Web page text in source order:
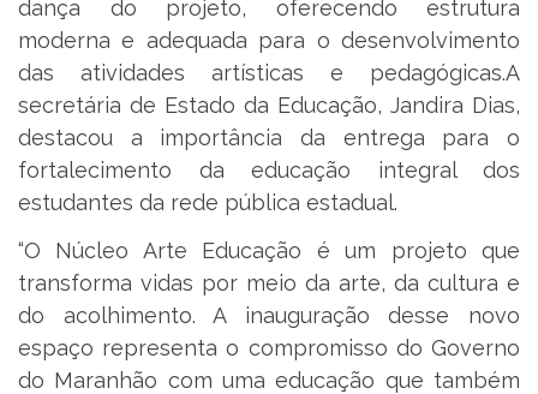
dança do projeto, oferecendo estrutura
moderna e adequada para o desenvolvimento
das atividades artísticas e pedagógicas.A
secretária de Estado da Educação, Jandira Dias,
destacou a importância da entrega para o
fortalecimento da educação integral dos
estudantes da rede pública estadual.
“O Núcleo Arte Educação é um projeto que
transforma vidas por meio da arte, da cultura e
do acolhimento. A inauguração desse novo
espaço representa o compromisso do Governo
do Maranhão com uma educação que também